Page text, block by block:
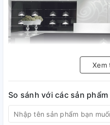
Dung tích lên
cho gia đình
Xem
So sánh với các sản